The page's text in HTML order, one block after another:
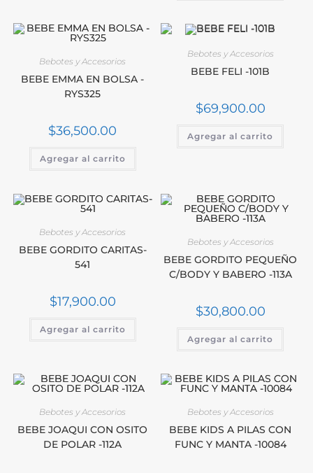
Bebotes y Accesorios
BEBE EMMA EN BOLSA -
RYS325
$36,500.00
Agregar al carrito
Bebotes y Accesorios
BEBE FELI -101B
$69,900.00
Agregar al carrito
Bebotes y Accesorios
BEBE GORDITO CARITAS-
541
$17,900.00
Agregar al carrito
Bebotes y Accesorios
BEBE GORDITO PEQUEÑO
C/BODY Y BABERO -113A
$30,800.00
Agregar al carrito
Bebotes y Accesorios
BEBE JOAQUI CON OSITO
DE POLAR -112A
Bebotes y Accesorios
BEBE KIDS A PILAS CON
FUNC Y MANTA -10084